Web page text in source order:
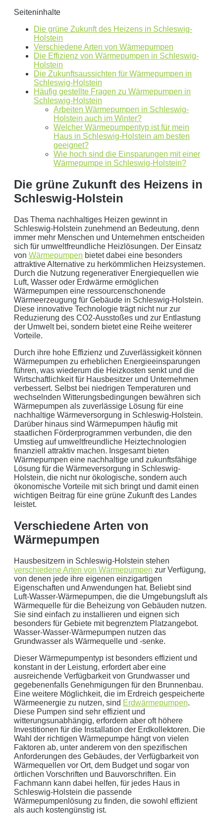
Hinweis:Dies ist eine Beispielrechnung
Dies ist eine beispielhafte Rechnung mit folgender
Annahme:
0kWh Verbrauch
aktuellen Strompreis von0Euro
Photovoltaikanlage mit
kWp Leistung
Stromspeicher mit einer Kapazität von
ergibt ein Autarkiegrad von0 %
Detailliertere Berechnungen liefert unser
Wirtschaftlichkeitsrechner .
die bis 5000 kWh optimiert ist.
Jetzt unverbindliches Angebot erhalten
Bitte lasse dieses Feld leer.
Mit dem Absenden erklären Sie sich mit derDatenverarbeitung
einverstanden. Wir geben Ihre Daten nicht ohne Ihre ausdrückliche
Zustimmung an Dritte weiter. Wir verwenden Ihre Daten nicht zu
Werbeformaten.
REGIONAL. PERSÖNLICH. TYPISCH
NORDDEUTSCH.
Sie erhalten einen Anruf von uns innerhalb von48
Stunden.Getreu unser Markenpersönlichkeit
behandeln wir Ihr Anliegen von der ersten Minute an
mit den altbewährtennorddeutschen kaufmännischen
Tugenden.
Aus der Region, für die Region. Daher arbeiten wir
nur mit regionalen Partnern und exklusiv für unsere
Kunden in Schleswig-Holstein.
Ihre Daten in guten Händen:
keine Weitergabe an Dritte
sichere Datenübertragung
Datenlöschung nach Art. 17 DSGVO
Keine Newsletter oder Spam
Seiteninhalte
Die grüne Zukunft des Heizens in Schleswig-
Holstein
Verschiedene Arten von Wärmepumpen
Die Effizienz von Wärmepumpen in Schleswig-
Holstein
Die Zukunftsaussichten für Wärmepumpen in
Schleswig-Holstein
Häufig gestellte Fragen zu Wärmepumpen in
Schleswig-Holstein
Arbeiten Wärmepumpen in Schleswig-
Holstein auch im Winter?
Welcher Wärmepumpentyp ist für mein
Haus in Schleswig-Holstein am besten
geeignet?
Wie hoch sind die Einsparungen mit einer
Wärmepumpe in Schleswig-Holstein?
Die grüne Zukunft des Heizens in
Schleswig-Holstein
Das Thema nachhaltiges Heizen gewinnt in
Schleswig-Holstein zunehmend an Bedeutung, denn
immer mehr Menschen und Unternehmen entscheiden
sich für umweltfreundliche Heizlösungen. Der Einsatz
von Wärmepumpen bietet dabei eine besonders
attraktive Alternative zu herkömmlichen Heizsystemen.
Durch die Nutzung regenerativer Energiequellen wie
Luft, Wasser oder Erdwärme ermöglichen
Wärmepumpen eine ressourcenschonende
Wärmeerzeugung für Gebäude in Schleswig-Holstein.
Diese innovative Technologie trägt nicht nur zur
Reduzierung des CO2-Ausstoßes und zur Entlastung
der Umwelt bei, sondern bietet eine Reihe weiterer
Vorteile.
Durch ihre hohe Effizienz und Zuverlässigkeit können
Wärmepumpen zu erheblichen Energieeinsparungen
führen, was wiederum die Heizkosten senkt und die
Wirtschaftlichkeit für Hausbesitzer und Unternehmen
verbessert. Selbst bei niedrigen Temperaturen und
wechselnden Witterungsbedingungen bewähren sich
Wärmepumpen als zuverlässige Lösung für eine
nachhaltige Wärmeversorgung in Schleswig-Holstein.
Darüber hinaus sind Wärmepumpen häufig mit
staatlichen Förderprogrammen verbunden, die den
Umstieg auf umweltfreundliche Heiztechnologien
finanziell attraktiv machen. Insgesamt bieten
Wärmepumpen eine nachhaltige und zukunftsfähige
Lösung für die Wärmeversorgung in Schleswig-
Holstein, die nicht nur ökologische, sondern auch
ökonomische Vorteile mit sich bringt und damit einen
wichtigen Beitrag für eine grüne Zukunft des Landes
leistet.
Verschiedene Arten von
Wärmepumpen
Hausbesitzern in Schleswig-Holstein stehen
verschiedene Arten von Wärmepumpen zur Verfügung,
von denen jede ihre eigenen einzigartigen
Eigenschaften und Anwendungen hat. Beliebt sind
Luft-Wasser-Wärmepumpen, die die Umgebungsluft als
Wärmequelle für die Beheizung von Gebäuden nutzen.
Sie sind einfach zu installieren und eignen sich
besonders für Gebiete mit begrenztem Platzangebot.
Wasser-Wasser-Wärmepumpen nutzen das
Grundwasser als Wärmequelle und -senke.
Dieser Wärmepumpentyp ist besonders effizient und
konstant in der Leistung, erfordert aber eine
ausreichende Verfügbarkeit von Grundwasser und
gegebenenfalls Genehmigungen für den Brunnenbau.
Eine weitere Möglichkeit, die im Erdreich gespeicherte
Wärmeenergie zu nutzen, sind Erdwärmepumpen.
Diese Pumpen sind sehr effizient und
witterungsunabhängig, erfordern aber oft höhere
Investitionen für die Installation der Erdkollektoren. Die
Wahl der richtigen Wärmepumpe hängt von vielen
Faktoren ab, unter anderem von den spezifischen
Anforderungen des Gebäudes, der Verfügbarkeit von
Wärmequellen vor Ort, dem Budget und sogar von
örtlichen Vorschriften und Bauvorschriften. Ein
Fachmann kann dabei helfen, für jedes Haus in
Schleswig-Holstein die passende
Wärmepumpenlösung zu finden, die sowohl effizient
als auch kostengünstig ist.